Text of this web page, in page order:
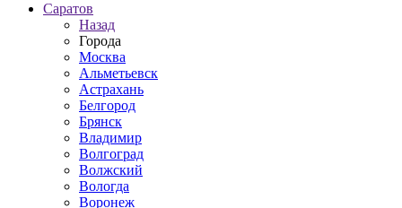
Саратов
Назад
Города
Москва
Альметьевск
Астрахань
Белгород
Брянск
Владимир
Волгоград
Волжский
Вологда
Воронеж